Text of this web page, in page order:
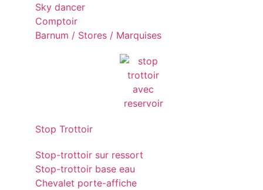
Sky dancer
Comptoir
Barnum / Stores / Marquises
Stop Trottoir
Stop-trottoir sur ressort
Stop-trottoir base eau
Chevalet porte-affiche